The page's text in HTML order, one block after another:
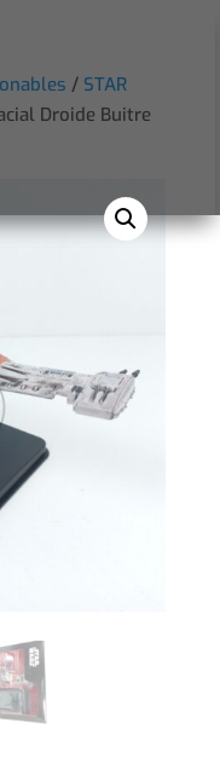
/ STAR
Droide Buitre